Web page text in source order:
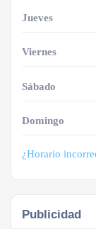
Jueves
Viernes
Sábado
Domingo
¿Horario
Publicidad